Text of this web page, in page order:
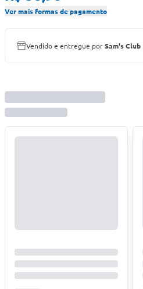
Ver mais formas de pagamento
Vendido e entregue porSam's Club